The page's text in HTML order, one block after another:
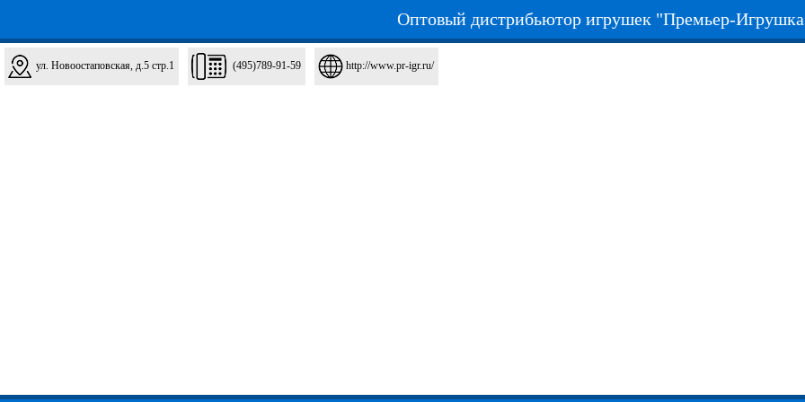
Оптовый дистрибьютор игрушек "Премьер-
ул. Новоостаповская, д.5 стр.1 (495)789-91-59 http://www.pr-igr.ru/